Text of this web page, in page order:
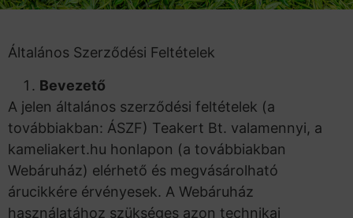
Általános Szerződési Feltételek
Bevezető
A jelen általános szerződési feltételek (a
továbbiakban: ÁSZF) Teakert Bt. valamennyi, a
kameliakert.hu honlapon (a továbbiakban
Webáruház) elérhető és megvásárolható
árucikkére érvényesek. A Webáruház
használatához szükséges azon technikai